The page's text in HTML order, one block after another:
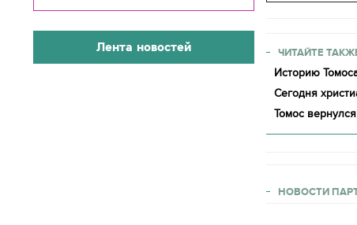
Лента новостей ЧИТАЙТЕ
Историю
Сегодня
Томос
НОВОСТИ